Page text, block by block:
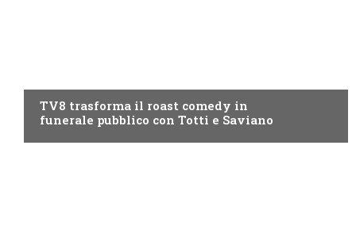
TV8 trasforma il roast comedy in
funerale pubblico con Totti e Saviano